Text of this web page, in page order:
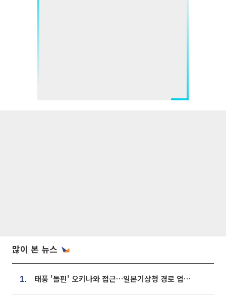
많이 본 뉴스
1. 태풍 '돌핀' 오키나와 접근…일본기상청 경로 업데이트